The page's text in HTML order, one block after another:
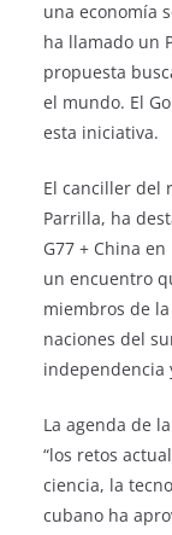
una economía
ha llamado un
propuesta
el mundo. El
esta iniciativa.
El canciller del
Parrilla, ha
G77 + China
un encuentro
miembros de
naciones del
independencia
La agenda de
“los retos
ciencia, la
cubano ha